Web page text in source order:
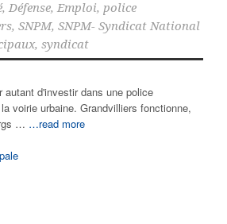
, Défense, Emploi, police
, SNPM, SNPM- Syndicat National
, syndicat
autant d'investir dans une police
voirie urbaine. Grandvilliers fonctionne,
… …read more